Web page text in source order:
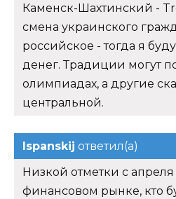
Каменск-Шахтинский -
смена украинского
российское - тогда я
денег. Традиции могут
олимпиадах, а другие
центральной.
Ispanskij ответил(а)
Низкой отметки с
финансовом рынке, кто